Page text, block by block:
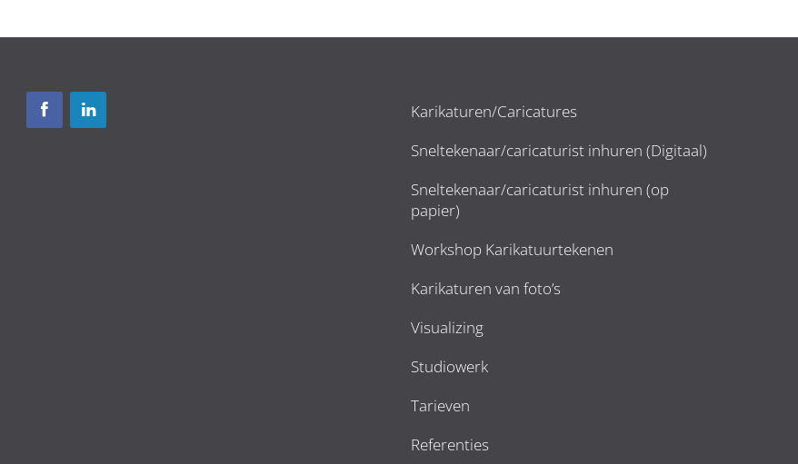
Karikaturen/Caricatures
Sneltekenaar/caricaturist inhuren (Digitaal)
Sneltekenaar/caricaturist inhuren (op
papier)
Workshop Karikatuurtekenen
Karikaturen van foto’s
Visualizing
Studiowerk
Tarieven
Referenties